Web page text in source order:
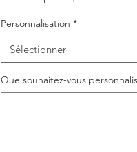
Personnalisation *
Sélectionner
Que souhaitez-vous